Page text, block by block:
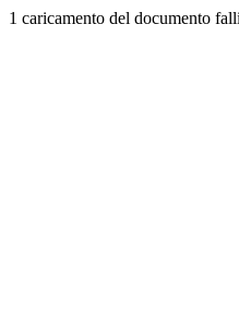
1 caricamento del documento